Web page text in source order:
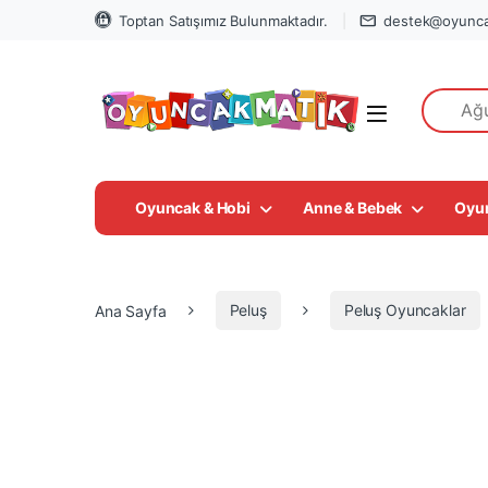
Toptan Satışımız Bulunmaktadır.
Open
Search
Oyuncak & Hobi Anne & Bebek
Ana Sayfa Peluş Peluş Oyuncaklar